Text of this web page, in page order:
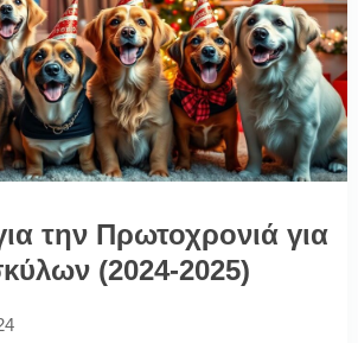
την Πρωτοχρονιά για
(2024-2025)